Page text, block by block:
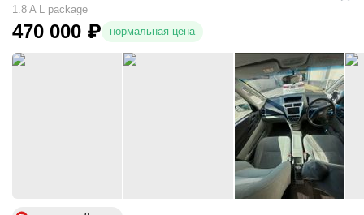
1.8 A L package
470 000 ₽ нормальная цена